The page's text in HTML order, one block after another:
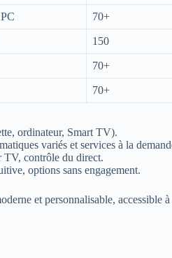
70+
150
70+
70+
ordinateur, Smart TV).
variés et services à la
contrôle du direct.
options sans engagement.
et personnalisable, accessible